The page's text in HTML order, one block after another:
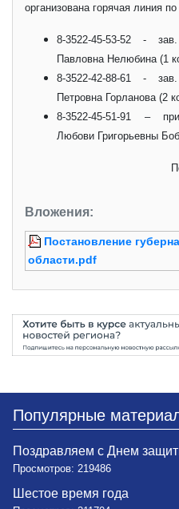
организована горячая линия
8-3522-45-53-52 -
Павловна Нелюбина (1
8-3522-42-88-61 -
Петровна Горланова (2
8-3522-45-51-91 –
Любови Григорьевны
Вложения:
Постановление
области.pdf
Популярные
Поздравляем с Днем
Просмотров: 219486
Шестое время года